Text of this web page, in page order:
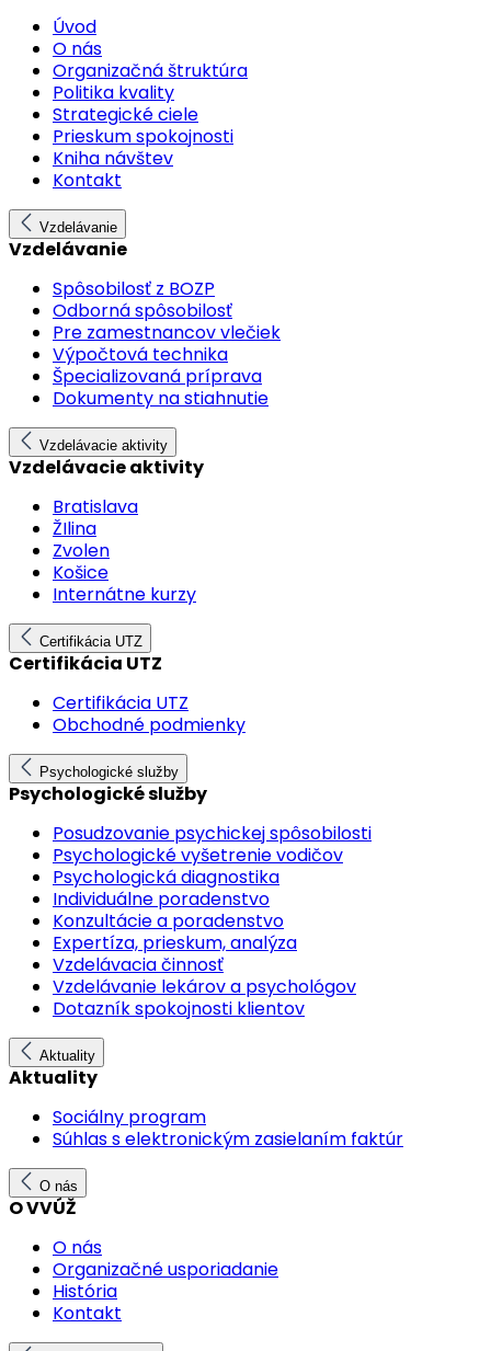
Úvod
O nás
Organizačná štruktúra
Politika kvality
Strategické ciele
Prieskum spokojnosti
Kniha návštev
Kontakt
Vzdelávanie
Vzdelávanie
Spôsobilosť z BOZP
Odborná spôsobilosť
Pre zamestnancov vlečiek
Výpočtová technika
Špecializovaná príprava
Dokumenty na stiahnutie
Vzdelávacie aktivity
Vzdelávacie aktivity
Bratislava
ŽIlina
Zvolen
Košice
Internátne kurzy
Certifikácia UTZ
Certifikácia UTZ
Certifikácia UTZ
Obchodné podmienky
Psychologické služby
Psychologické služby
Posudzovanie psychickej spôsobilosti
Psychologické vyšetrenie vodičov
Psychologická diagnostika
Individuálne poradenstvo
Konzultácie a poradenstvo
Expertíza, prieskum, analýza
Vzdelávacia činnosť
Vzdelávanie lekárov a psychológov
Dotazník spokojnosti klientov
Aktuality
Aktuality
Sociálny program
Súhlas s elektronickým zasielaním faktúr
O nás
O VVÚŽ
O nás
Organizačné usporiadanie
História
Kontakt